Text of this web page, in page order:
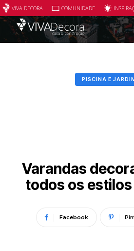
VIVA DECORA COMUNIDADE
PISCINA E
Varandas
todos os
Facebook